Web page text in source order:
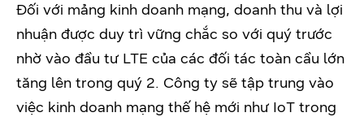
Đối với mảng kinh doanh mạng, doanh thu và lợi
nhuận được duy trì vững chắc so với quý trước
nhờ vào đầu tư LTE của các đối tác toàn cầu lớn
tăng lên trong quý 2. Công ty sẽ tập trung vào
việc kinh doanh mạng thế hệ mới như IoT trong